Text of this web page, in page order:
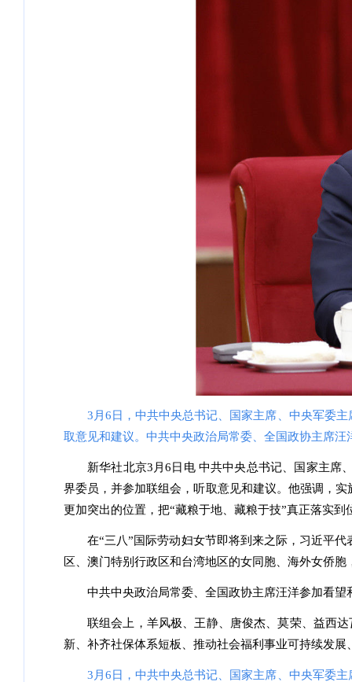
3月6日，中共中央总书记、国家主席、中央军委
取意见和建议。中共中央政治局常委、全国政协主席
新华社北京3月6日电 中共中央总书记、国家主席
界委员，并参加联组会，听取意见和建议。他强调，
更加突出的位置，把“藏粮于地、藏粮于技”真正落实
在“三八”国际劳动妇女节即将到来之际，习近平
区、澳门特别行政区和台湾地区的女同胞、海外女侨
中共中央政治局常委、全国政协主席汪洋参加看望
联组会上，羊风极、王静、唐俊杰、莫荣、益西
新、补齐社保体系短板、推动社会福利事业可持续发
3月6日，中共中央总书记、国家主席、中央军委